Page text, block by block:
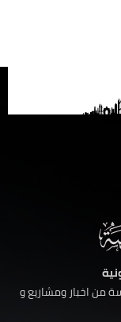
من اخبار ومشاريع و